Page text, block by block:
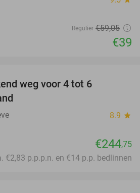
Regulier €59,05
€39
weg voor 4 tot 6
8.9 star
€244,75
€2,83 p.p.p.n. en €14 p.p. bedlinnen